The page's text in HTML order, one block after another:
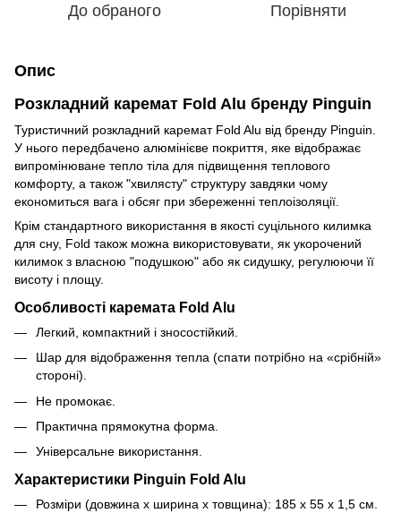
До обраного Порівняти
Опис
Розкладний каремат Fold Alu бренду Pinguin
Туристичний розкладний каремат Fold Alu від бренду Pinguin.
У нього передбачено алюмінієве покриття, яке відображає
випромінюване тепло тіла для підвищення теплового
комфорту, а також "хвилясту" структуру завдяки чому
економиться вага і обсяг при збереженні теплоізоляції.
Крім стандартного використання в якості суцільного килимка
для сну, Fold також можна використовувати, як укорочений
килимок з власною "подушкою" або як сидушку, регулюючи її
висоту і площу.
Особливості каремата Fold Alu
Легкий, компактний і зносостійкий.
Шар для відображення тепла (спати потрібно на «срібній»
стороні).
Не промокає.
Практична прямокутна форма.
Універсальне використання.
Характеристики Pinguin Fold Alu
Розміри (довжина х ширина х товщина): 185 x 55 x 1,5 см.